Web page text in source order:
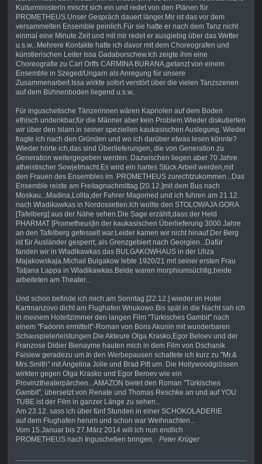
Kulturministerin mischt sich ein und redet von den Plänen für
PROMETHEUS.Unser Gespräch dauert länger.Mir ist das vor dem
versammelten Ensemble peinlich.Für sie hatte er nach dem Tanz nicht
einmal eine Minute Zeit und mit mir redet er ausgiebig über das Wetter
u.s.w...Mehrere Kontakte hatte ich davor mit dem Choreografen und
künstlerischen Leiter Issa Gadaborschew.Ich zeigte ihm eine
Choreografie zu Carl Orffs CARMINA BURANA,getanzt von einem
Ensemble in Szeged/Ungarn als Anregung für unsere
Zusammenarbeit.Issa wirkte sofort verstört über die vielen Tanzszenen
auf dem Bühnenboden liegend u.s.w..
Für inguschetische Tänzerinnen wären Kapriolen auf dem Boden
ethisch undenkbar,für die Männer aber kein Problem.Wieder diskutierten
wir über den Islam in seiner speziellen kaukasischen Auslegung. Wieder
fragte ich nach den Gründen und wo ich darüber etwas lesen könnte?
Wieder hörte ich,das sind Überlieferungen, die von Generation zu
Generation weitergegeben werden. Dazwischen liegen aber 70 Jahre
atheistischer Sowjetmacht.Es wird ein hartes Stück Arbeit werden,mit
den Frauen des Ensembles im PROMETHEUS zurechtzukommen...Das
Ensemble reiste am Freitagnachmittag [20.12.]mit dem Bus nach
Moskau...Madina,Lolita,der Fahrer Magomed und ich fuhren am 21.12.
nach Wladikawkas in Nordossetien.Ich wollte den STOLOWAJA GORA
[Tafelberg] aus der Nähe sehen.Die Sage erzählt,dass der Held
PHARMAT [Prometheus]in der kaukasischen Überlieferung 3000 Jahre
an den Tafelberg gefesselt war.Leider kamen wir nicht hinauf.Der Berg
ist für Ausländer gesperrt, als Grenzgebiert nach Georgien...Dafür
fanden wir in Wladikawkas das BULGAKOWHAUS in der Uliza
Majakowskaja.Michail Bulgakow lebte 1920/21 mit seiner ersten Frau
Tatjana Lappa in Wladikawkas.Beide waren morphiumsüchtig,beide
arbeiteten am Theater...
Und schon befinde ich mich am Sonntag [22.12.] wieder im Hotel
Kartmanzovo dicht am Flughafen Wnukowo.Bis spät in die Nacht sah ich
in meinem Hoteltzimmer den langen Film "Türkisches Gambit" nach
einem "Fadorin ermittelt"-Roman von Boris Akunin mit wunderbaren
Schauspielerleistungen.Die Akteure Olga Krasko,Egor Beloev und der
Franzose Didier Bienayme hauten mich in dem Film von Dschanik
Faisiew geradezu um.In den Werbepausen schaltete ich kurz zu "Mr.&
Mrs.Smith" mit Angelina Jolie und Brad Pitt um. Die Hollywoodgrössen
wirkten gegen Olga Krasko und Egor Beroev wie ein
Provinztheaterpärchen...AMAZON bietet den Roman "Türkisches
Gambit", übersetzt von Renate und Thomas Reschke an und auf YOU
TUBE ist der Film in ganzer Länge zu sehen...
Am 23.12. sass ich über fünf Stunden in einer SCHOKOLADERIE
auf dem Flughafen herum und schon war Weihnachten...
Vom 15.Januar bis 27.März 2014 will ich nun endlich
PROMETHEUS nach Inguschetien bringen. Peter Krüger